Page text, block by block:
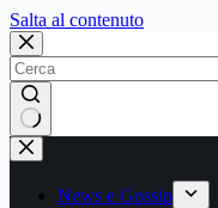
Salta al contenutoSalta
contenuto
Nessun
risultato
News e Gossip